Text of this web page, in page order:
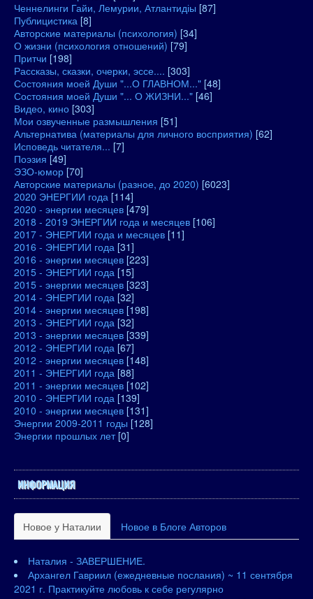
Ченнелинги Гайи, Лемурии, Атлантидіы [87]
Публицистика [8]
Авторские материалы (психология) [34]
О жизни (психология отношений) [79]
Притчи [198]
Рассказы, сказки, очерки, эссе.... [303]
Состояния моей Души "...О ГЛАВНОМ..." [48]
Состояния моей Души "... О ЖИЗНИ..." [46]
Видео, кино [303]
Мои озвученные размышления [51]
Альтернатива (материалы для личного восприятия) [62]
Исповедь читателя... [7]
Поэзия [49]
ЭЗО-юмор [70]
Авторские материалы (разное, до 2020) [6023]
2020 ЭНЕРГИИ года [114]
2020 - энергии месяцев [479]
2018 - 2019 ЭНЕРГИИ года и месяцев [106]
2017 - ЭНЕРГИИ года и месяцев [11]
2016 - ЭНЕРГИИ года [31]
2016 - энергии месяцев [223]
2015 - ЭНЕРГИИ года [15]
2015 - энергии месяцев [323]
2014 - ЭНЕРГИИ года [32]
2014 - энергии месяцев [198]
2013 - ЭНЕРГИИ года [32]
2013 - энергии месяцев [339]
2012 - ЭНЕРГИИ года [67]
2012 - энергии месяцев [148]
2011 - ЭНЕРГИИ года [88]
2011 - энергии месяцев [102]
2010 - ЭНЕРГИИ года [139]
2010 - энергии месяцев [131]
Энергии 2009-2011 годы [128]
Энергии прошлых лет [0]
ИНФОРМАЦИЯ
Новое у Наталии Новое в Блоге Авторов
Наталия - ЗАВЕРШЕНИЕ.
Архангел Гавриил (ежедневные послания) ~ 11 сентября
2021 г. Практикуйте любовь к себе регулярно